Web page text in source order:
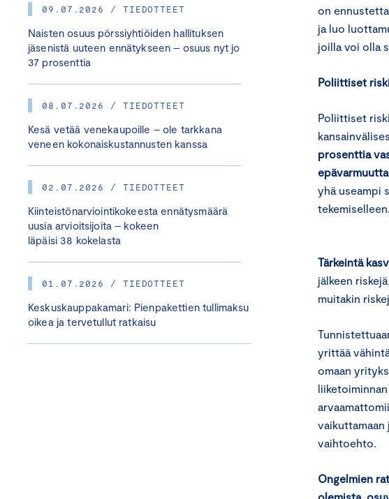
09.07.2026 / TIEDOTTEET
Naisten osuus pörssiyhtiöiden hallituksen
jäsenistä uuteen ennätykseen – osuus nyt jo
37 prosenttia
08.07.2026 / TIEDOTTEET
Kesä vetää venekaupoille – ole tarkkana
veneen kokonaiskustannusten kanssa
02.07.2026 / TIEDOTTEET
Kiinteistönarviointikokeesta ennätysmäärä
uusia arvioitsijoita – kokeen
läpäisi 38 kokelasta
01.07.2026 / TIEDOTTEET
Keskuskauppakamari: Pienpakettien tullimaksu
oikea ja tervetullut ratkaisu
on
ja luo
joilla voi olla
Poliittiset
Poliittiset
prosenttia
yhä useampi
tekemiselleen.
Tärkeintä
jälkeen
muitakin
yrittää
omaan
vaikuttamaan
vaihtoehto.
Ongelmien